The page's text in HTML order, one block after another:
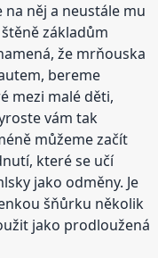
něj a neustále mu
základům
že mrňouska
bereme
mezi malé děti,
vám tak
můžeme začít
které se učí
jako odměny. Je
šňůrku několik
jako prodloužená